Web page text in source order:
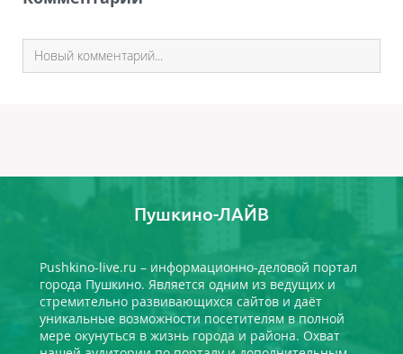
Пушкино-ЛАЙВ
Pushkino-live.ru – информационно-деловой портал
города Пушкино. Является одним из ведущих и
стремительно развивающихся сайтов и даёт
уникальные возможности посетителям в полной
мере окунуться в жизнь города и района. Охват